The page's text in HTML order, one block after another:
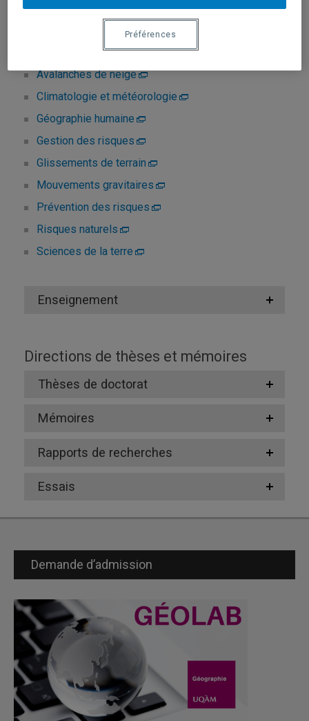
Domaines d'expertise
Avalanches de neige
Climatologie et météorologie
Géographie humaine
Gestion des risques
Glissements de terrain
Mouvements gravitaires
Prévention des risques
Risques naturels
Sciences de la terre
Enseignement
Directions de thèses et mémoires
Thèses de doctorat
Mémoires
Rapports de recherches
Essais
Demande d’admission
Préférences